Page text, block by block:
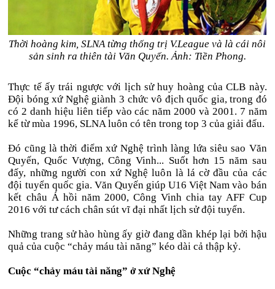
Thời hoàng kim, SLNA từng thống trị V.League và là cái nôi
sản sinh ra thiên tài Văn Quyến. Ảnh: Tiền Phong.
Thực tế ấy trái ngược với lịch sử huy hoàng của CLB này.
Đội bóng xứ Nghệ giành 3 chức vô địch quốc gia, trong đó
có 2 danh hiệu liên tiếp vào các năm 2000 và 2001. 7 năm
kể từ mùa 1996, SLNA luôn có tên trong top 3 của giải đấu.
Đó cũng là thời điểm xứ Nghệ trình làng lứa siêu sao Văn
Quyến, Quốc Vượng, Công Vinh... Suốt hơn 15 năm sau
đấy, những người con xứ Nghệ luôn là lá cờ đầu của các
đội tuyển quốc gia. Văn Quyến giúp U16 Việt Nam vào bán
kết châu Á hồi năm 2000, Công Vinh chia tay AFF Cup
2016 với tư cách chân sút vĩ đại nhất lịch sử đội tuyển.
Những trang sử hào hùng ấy giờ đang dần khép lại bởi hậu
quả của cuộc “chảy máu tài năng” kéo dài cả thập kỷ.
Cuộc “chảy máu tài năng” ở xứ Nghệ